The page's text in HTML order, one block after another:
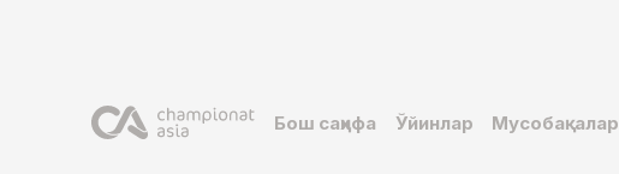
Бош саҳифа Ўйинлар Мусобақалар